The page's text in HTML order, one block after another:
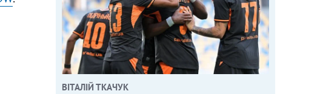
ВІТАЛІЙ ТКАЧУК